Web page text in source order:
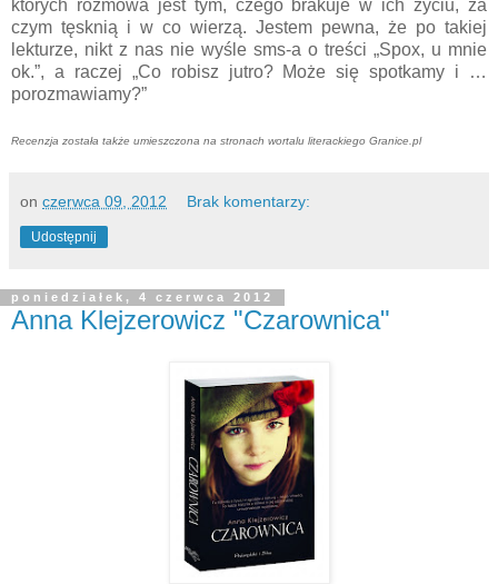
których rozmowa jest tym, czego brakuje w ich życiu, za
czym tęsknią i w co wierzą. Jestem pewna, że po takiej
lekturze, nikt z nas nie wyśle sms-a o treści „Spox, u mnie
ok.”, a raczej „Co robisz jutro? Może się spotkamy i …
porozmawiamy?”
Recenzja została także umieszczona na stronach wortalu literackiego Granice.pl
on czerwca 09, 2012 Brak komentarzy:
Udostępnij
poniedziałek, 4 czerwca 2012
Anna Klejzerowicz "Czarownica"